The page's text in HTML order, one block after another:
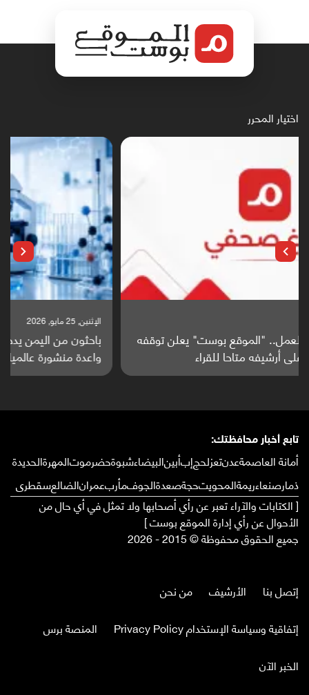
اختيار المحرر
باحثون من اليمن يدخلون سباق أبحاث ألزهايمر بدراسة
واعدة منشورة عالميا (ترجمة)
تابع أخبار محافظتك:
أمانة العاصمةعدنتعزلحجإبأبينالبيضاءشبوةحضرموتالمهرةالحديدة
ذمارصنعاءريمةالمحويتحجةصعدةالجوفمأربعمرانالضالعسقطرى
[ الكتابات والآراء تعبر عن رأي أصحابها ولا تمثل في أي حال من
الأحوال عن رأي إدارة الموقع بوست ]
جميع الحقوق محفوظة © 2015 - 2026
إتصل بنا الأرشيف
من نحن
إتفاقية وسياسة الإستخدام Privacy Policy
المنصة برس
الخبر الآن